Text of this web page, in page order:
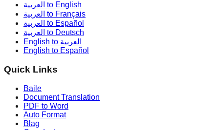
العربية to English
العربية to Français
العربية to Español
العربية to Deutsch
English to العربية
English to Español
Quick Links
Baile
Document Translation
PDF to Word
Auto Format
Blag